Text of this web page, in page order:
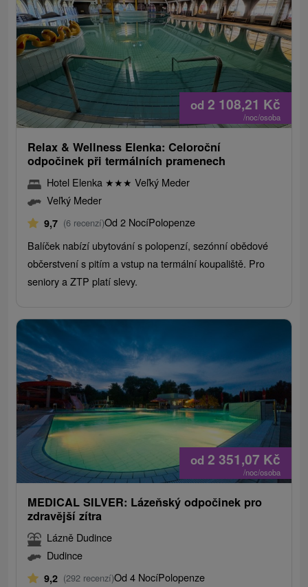
od 2 108,21 Kč
/noc/osoba
Relax & Wellness Elenka: Celoroční
odpočinek při termálních pramenech
Hotel Elenka ★★★ Veľký Meder
Veľký Meder
9,7 (6 recenzí)Od 2 NocíPolopenze
Balíček nabízí ubytování s polopenzí, sezónní obědové
občerstvení s pitím a vstup na termální koupaliště. Pro
seniory a ZTP platí slevy.
od 2 351,07 Kč
/noc/osoba
MEDICAL SILVER: Lázeňský odpočinek pro
zdravější zítra
Lázně Dudince
Dudince
9,2 (292 recenzí)Od 4 NocíPolopenze